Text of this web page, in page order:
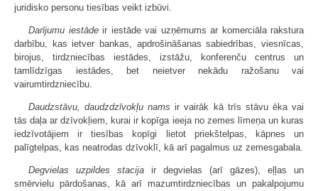
juridisko personu tiesības veikt izbūvi.
Darījumu iestādeir iestāde vai uzņēmums ar komerciāla rakstura
darbību, kas ietver bankas, apdrošināšanas sabiedrības, viesnīcas,
birojus, tirdzniecības iestādes, izstāžu, konferenču centrus un
tamlīdzīgas iestādes, bet neietver nekādu ražošanu vai
vairumtirdzniecību.
Daudzstāvu, daudzdzīvokļu nams ir vairāk kā trīs stāvu ēka vai
tās daļa ar dzīvokļiem, kurai ir kopīga ieeja no zemes līmeņa un kuras
iedzīvotājiem ir tiesības kopīgi lietot priekštelpas, kāpnes un
palīgtelpas, kas neatrodas dzīvoklī, kā arī pagalmus uz zemesgabala.
Degvielas uzpildes stacija ir degvielas (arī gāzes), eļļas un
smērvielu pārdošanas, kā arī mazumtirdzniecības un pakalpojumu